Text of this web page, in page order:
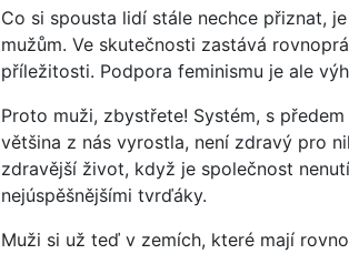
Co si spousta lidí stále nechce přiznat,
mužům. Ve skutečnosti zastává
příležitosti. Podpora feminismu je ale
Proto muži, zbystřete! Systém, s předem
většina z nás vyrostla, není zdravý pro
zdravější život, když je společnost
nejúspěšnějšími tvrďáky.
Muži si už teď v zemích, které mají